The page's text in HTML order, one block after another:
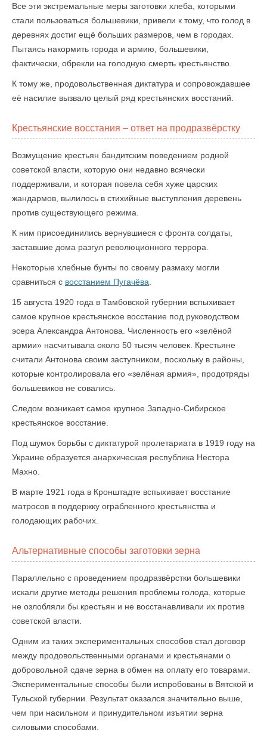
Все эти экстремальные меры заготовки хлеба, которыми
стали пользоваться большевики, привели к тому, что голод в
деревнях достиг ещё больших размеров, чем в городах.
Пытаясь накормить города и армию, большевики,
фактически, обрекли на голодную смерть крестьянство.
К тому же, продовольственная диктатура и сопровождавшее
её насилие вызвало целый ряд крестьянских восстаний.
Крестьянские восстания – ответ на продразвёрстку
Возмущение крестьян бандитским поведением родной
советской власти, которую они недавно всячески
поддерживали, и которая повела себя хуже царских
жандармов, вылилось в стихийные выступления деревень
против существующего режима.
К ним присоединились вернувшиеся с фронта солдаты,
заставшие дома разгул революционного террора.
Некоторые хлебные бунты по своему размаху могли
сравниться с восстанием Пугачёва
15 августа 1920 года в Тамбовской губернии вспыхивает
самое крупное крестьянское восстание под руководством
эсера Александра Антонова. Численность его «зелёной
армии» насчитывала около 50 тысяч человек. Крестьяне
считали Антонова своим заступником, поскольку в районы,
которые контролировала его «зелёная армия», продотряды
большевиков не совались.
Следом возникает самое крупное Западно-Сибирское
крестьянское восстание.
Под шумок борьбы с диктатурой пролетариата в 1919 году на
Украине образуется анархическая республика Нестора
Махно.
В марте 1921 года в Кронштадте вспыхивает восстание
матросов в поддержку ограбленного крестьянства и
голодающих рабочих.
Альтернативные способы заготовки зерна
Параллельно с проведением продразвёрстки большевики
искали другие методы решения проблемы голода, которые
не озлобляли бы крестьян и не восстанавливали их против
советской власти.
Одним из таких экспериментальных способов стал договор
между продовольственными органами и крестьянами о
добровольной сдаче зерна в обмен на оплату его товарами.
Экспериментальные способы были испробованы в Вятской и
Тульской губернии. Результат оказался значительно выше,
чем при насильном и принудительном изъятии зерна
силовыми способами.